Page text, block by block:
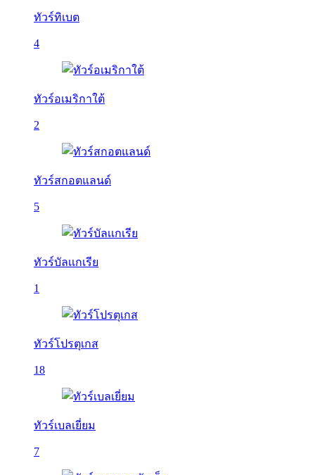
ทัวร์ทิเบต
4
ทัวร์อเมริกาใต้
2
ทัวร์สกอตแลนด์
5
ทัวร์บัลเเกเรีย
1
ทัวร์โปรตุเกส
18
ทัวร์เบลเยี่ยม
7